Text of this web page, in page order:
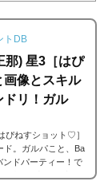
トDB
那) 星3［はぴ
像とスキル
ドリ！ガル
ぴねすショット♡］
ド。ガルパこと、Ba
ンドパーティー！で
時59分新規限定ガ